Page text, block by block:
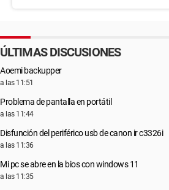
ÚLTIMAS DISCUSIONES
Aoemi backupper
a las 11:51
Problema de pantalla en portátil
a las 11:44
Disfunción del periférico usb de canon ir c3326i
a las 11:36
Mi pc se abre en la bios con windows 11
a las 11:35